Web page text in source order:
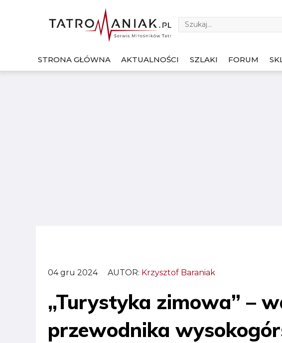
STRONA GŁÓWNA AKTUALNOŚCI SZLAKI FORUM
04 gru 2024 AUTOR: Krzysztof Baraniak
„Turystyka zimowa” –
przewodnika